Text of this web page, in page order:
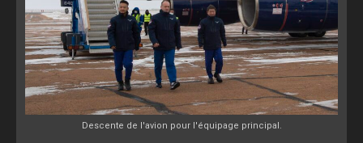
Descente de l'avion pour l'équipage principal.